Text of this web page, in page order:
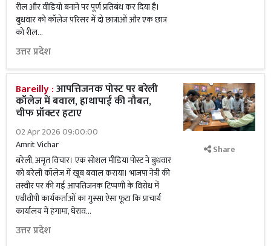
रील और वीडियो बनाने पर पूर्ण प्रतिबंध कर दिया है।
बुधवार को कॉलेज परिसर में दो छात्राओं और एक छात्र
को रील...
उत्तर प्रदेश
Bareilly :आपत्तिजनक पोस्ट पर बरेली
कॉलेज में बवाल, हाथापाई की नौबत,
चीफ प्रॉक्टर हटाए
02 Apr 2026 09:00:00
Amrit Vichar
बरेली, अमृत विचार। एक सोशल मीडिया पोस्ट ने बुधवार
को बरेली कॉलेज में खूब बवाल कराया। भाजपा नेत्री की
तस्वीर पर की गई आपत्तिजनक टिप्पणी के विरोध में
एबीवीपी कार्यकर्ताओं का गुस्सा ऐसा फूटा कि प्राचार्य
कार्यालय में हंगामा, घेराव...
उत्तर प्रदेश
Share